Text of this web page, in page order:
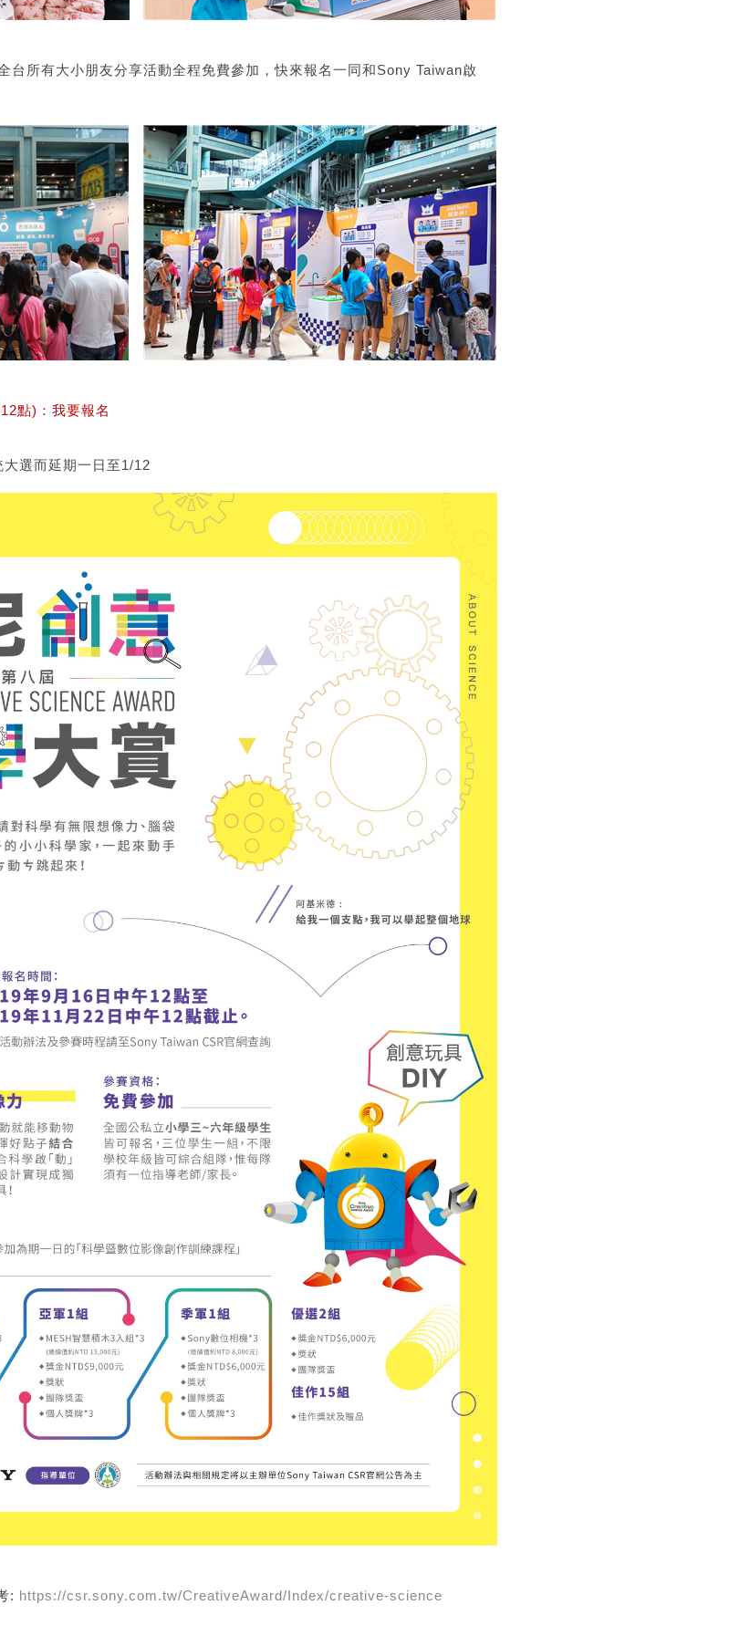
台所有大小朋友分享活動全程免費參加，快來報名一同和Sony Taiwan啟
點)： 我要報名
選而延期一日至1/12
: https://csr.sony.com.tw/CreativeAward/Index/creative-science